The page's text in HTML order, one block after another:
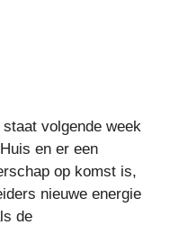
volgende week
en er een
op komst is,
nieuwe energie
de